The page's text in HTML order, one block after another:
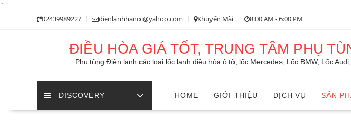
`
02439989227 dienlanhhanoi@yahoo.com Khuyến Mãi 8:00 AM - 6:00 PM
ĐIỀU HÒA GIÁ TỐT, TRUNG TÂM PHỤ
Phụ tùng Điện lạnh các loại lốc lạnh điều hòa ô tô, lốc Mercedes, Lốc BMW, Lốc
DISCOVERY HOME GIỚI THIỆU DỊCH VỤ SẢN